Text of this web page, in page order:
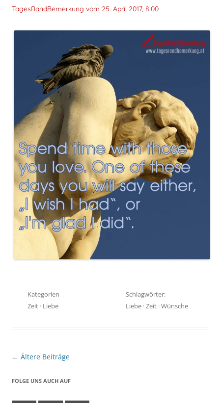
TagesRandBemerkung vom 25. April 2017, 8:00
Kategorien
Zeit · Liebe
Schlagwörter:
Liebe ·Zeit ·Wünsche
Beitragsnavigation
← Ältere Beiträge
FOLGE UNS AUCH AUF